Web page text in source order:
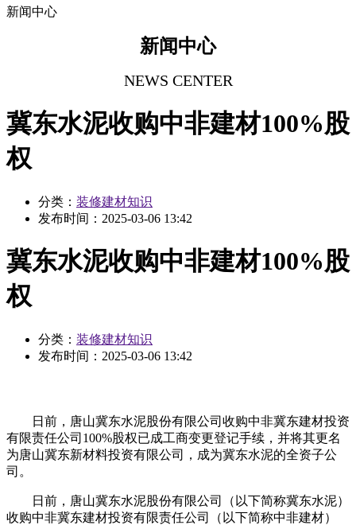
新闻中心
新闻中心
NEWS CENTER
冀东水泥收购中非建材100%股
权
分类： 装修建材知识
发布时间： 2025-03-06 13:42
冀东水泥收购中非建材100%股
权
分类： 装修建材知识
发布时间： 2025-03-06 13:42
日前，唐山冀东水泥股份有限公司收购中非冀东建材投资
有限责任公司100%股权已成工商变更登记手续，并将其更名
为唐山冀东新材料投资有限公司，成为冀东水泥的全资子公
司。
日前，唐山冀东水泥股份有限公司（以下简称冀东水泥）
收购中非冀东建材投资有限责任公司（以下简称中非建材）